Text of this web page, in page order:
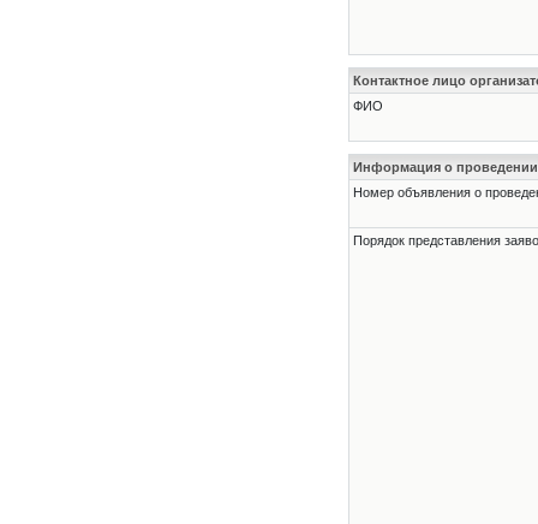
Контактное лицо
ФИО
Информация о проведении
Номер объявления о
Порядок представления